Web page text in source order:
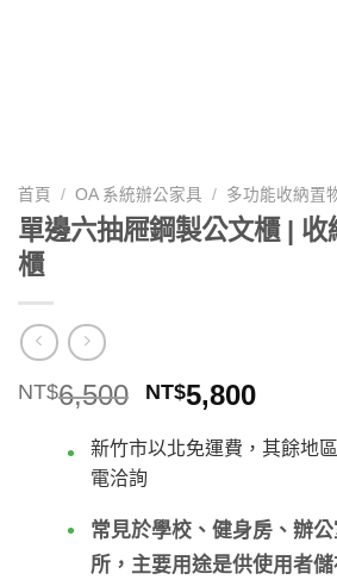
首頁 / OA 系統辦公家具 / 多功能收納置
單邊六抽屜鋼製公文櫃 |
櫃
NT$6,500 原
價
格：
NT$5,800目
價
新竹市以北免運費，其餘地
電洽詢
常見於學校、健身房、辦
所，主要用途是供使用者